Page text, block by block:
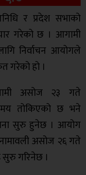
र प्रदेश सभाको
गरेको छ । आगामी
निर्वाचन आयोगले
गरेको हो ।
असोज २३ गते
समय तोकिएको छ भने
सुरु हुनेछ । आयोग
असोज २६ गते
सुरु गरिनेछ ।